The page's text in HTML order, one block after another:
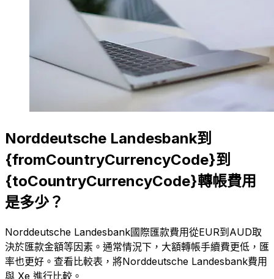
Norddeutsche Landesbank到
{fromCountryCurrencyCode}到
{toCountryCurrencyCode}轉帳費用
是多少？
Norddeutsche Landesbank國際匯款費用從EUR到AUD取
決於匯款金額等因素。通常情況下，大額轉帳手續費更低，匯
率也更好。查看比較表，將Norddeutsche Landesbank費用
與 Xe 進行比較。